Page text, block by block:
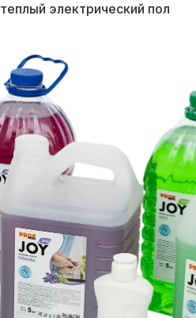
теплый электрический пол